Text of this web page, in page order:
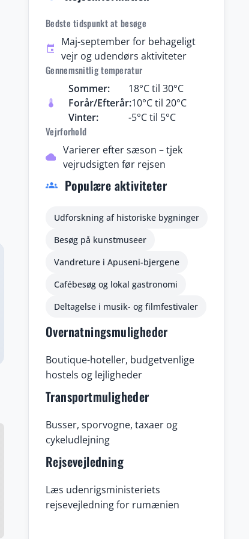
Bedste tidspunkt at besøge
event
Maj-september for behageligt
vejr og udendørs aktiviteter
Gennemsnitlig temperatur
thermostat
Sommer:
18°C til 30°C
Forår/Efterår:10°C til 20°C
Vinter:
-5°C til 5°C
Vejrforhold
cloud
Varierer efter sæson – tjek
vejrudsigten før rejsen
groups Populære aktiviteter
Udforskning af historiske bygninger
Besøg på kunstmuseer
Vandreture i Apuseni-bjergene
Cafébesøg og lokal gastronomi
Deltagelse i musik- og filmfestivaler
Overnatningsmuligheder
Boutique-hoteller, budgetvenlige
hostels og lejligheder
Transportmuligheder
Busser, sporvogne, taxaer og
cykeludlejning
Rejsevejledning
Læs udenrigsministeriets
rejsevejledning for rumænien